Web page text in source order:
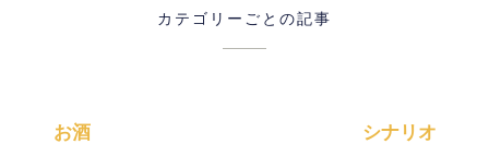
カテゴリーごとの記事
お酒 シナリオ